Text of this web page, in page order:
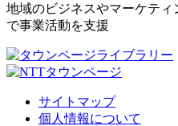
地域のビジネスやマーケテ
で事業活動を支援
サイトマップ
個人情報について